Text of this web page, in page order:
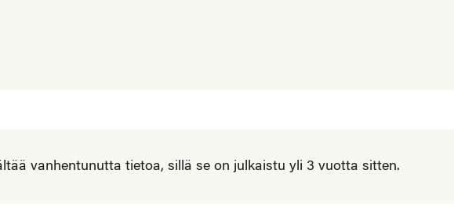
vanhentunutta tietoa, sillä se on julkaistu yli 3 vuotta sitten.